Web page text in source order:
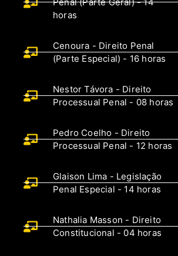
horas
Cenoura - Direito Penal
(Parte Especial) - 16 horas
Nestor Távora - Direito
Processual Penal - 08 horas
Pedro Coelho - Direito
Processual Penal - 12 horas
Glaison Lima - Legislação
Penal Especial - 14 horas
Nathalia Masson - Direito
Constitucional - 04 horas